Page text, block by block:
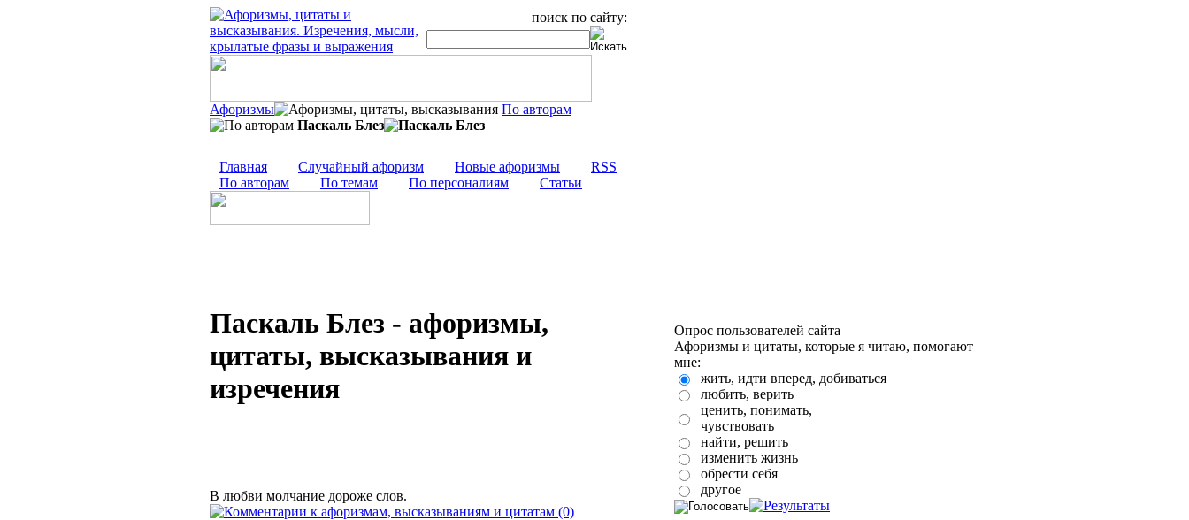
поиск по сайту:
Афоризмы
По авторам
Паскаль Блез
Главная Случайный афоризм Новые афоризмы
RSS
По авторам
По темам По персоналиям Статьи
Паскаль Блез - афоризмы,
цитаты, высказывания и
изречения
В любви молчание дороже слов.
(0)
Опрос пользователей сайта
Афоризмы и цитаты, которые я читаю, помогают
мне:
жить, идти вперед, добиваться
любить, верить
ценить, понимать,
чувствовать
найти, решить
изменить жизнь
обрести себя
другое